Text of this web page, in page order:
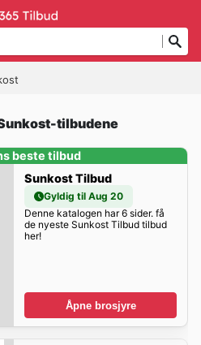
tilbudene
beste tilbud
Sunkost Tilbud
Gyldig til Aug 20
Denne katalogen har 6 sider. få
de nyeste Sunkost Tilbud tilbud
her!
Åpne brosjyre